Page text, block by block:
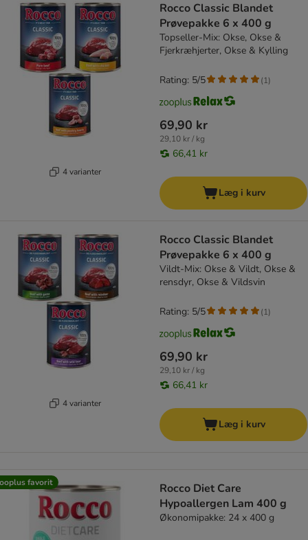
4 varianter
Rocco Classic Blandet
Prøvepakke 6 x 400 g
Topseller-Mix: Okse, Okse &
Fjerkræhjerter, Okse & Kylling
69,90 kr
29,10 kr / kg
66,41 kr
Rating: 5/5 (1)
Læg i kurv
4 varianter
Rocco Classic Blandet
Prøvepakke 6 x 400 g
Vildt-Mix: Okse & Vildt, Okse &
rensdyr, Okse & Vildsvin
69,90 kr
29,10 kr / kg
66,41 kr
Rating: 5/5 (1)
Læg i kurv
favorit
Rocco Diet Care
Hypoallergen Lam 400 g
Økonomipakke: 24 x 400 g